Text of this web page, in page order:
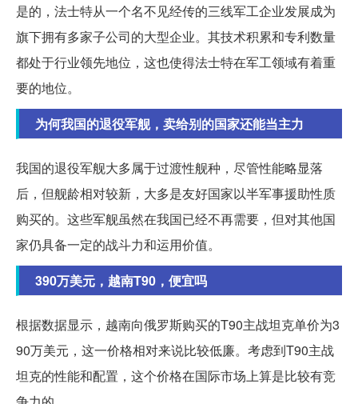
是的，法士特从一个名不见经传的三线军工企业发展成为
旗下拥有多家子公司的大型企业。其技术积累和专利数量
都处于行业领先地位，这也使得法士特在军工领域有着重
要的地位。
为何我国的退役军舰，卖给别的国家还能当主力
我国的退役军舰大多属于过渡性舰种，尽管性能略显落
后，但舰龄相对较新，大多是友好国家以半军事援助性质
购买的。这些军舰虽然在我国已经不再需要，但对其他国
家仍具备一定的战斗力和运用价值。
390万美元，越南T90，便宜吗
根据数据显示，越南向俄罗斯购买的T90主战坦克单价为3
90万美元，这一价格相对来说比较低廉。考虑到T90主战
坦克的性能和配置，这个价格在国际市场上算是比较有竞